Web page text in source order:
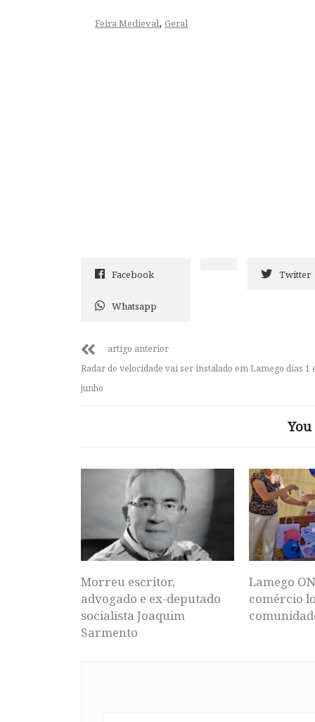
Feira Medieval, Geral
Facebook Twitter
Whatsapp
artigo anterior
Radar de velocidade vai ser instalado em Lamego dias 1
junho
Morreu escritor,
advogado e ex-deputado
socialista Joaquim
Sarmento
Lamego
comércio